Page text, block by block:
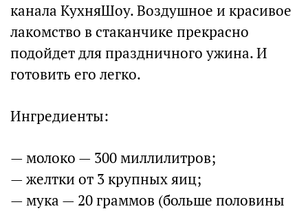
канала КухняШоу. Воздушное и красивое
лакомство в стаканчике прекрасно
подойдет для праздничного ужина. И
готовить его легко.
Ингредиенты:
— молоко — 300 миллилитров;
— желтки от 3 крупных яиц;
— мука — 20 граммов (больше половины